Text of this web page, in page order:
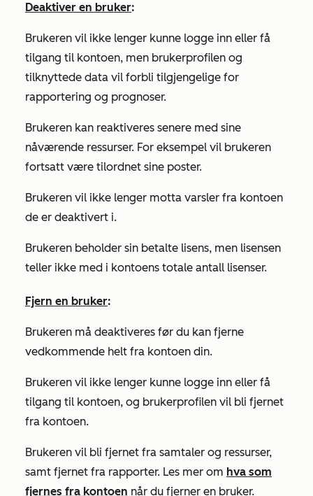
Deaktiver en bruker:
Brukeren vil ikke lenger kunne logge inn eller få
tilgang til kontoen, men brukerprofilen og
tilknyttede data vil forbli tilgjengelige for
rapportering og prognoser.
Brukeren kan reaktiveres senere med sine
nåværende ressurser. For eksempel vil brukeren
fortsatt være tilordnet sine poster.
Brukeren vil ikke lenger motta varsler fra kontoen
de er deaktivert i.
Brukeren beholder sin betalte lisens, men lisensen
teller ikke med i kontoens totale antall lisenser.
Fjern en bruker:
Brukeren må deaktiveres før du kan fjerne
vedkommende helt fra kontoen din.
Brukeren vil ikke lenger kunne logge inn eller få
tilgang til kontoen, og brukerprofilen vil bli fjernet
fra kontoen.
Brukeren vil bli fjernet fra samtaler og ressurser,
samt fjernet fra rapporter. Les mer om hva som
fjernes fra kontoen når du fjerner en bruker.